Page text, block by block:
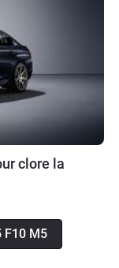
clore la
F10 M5